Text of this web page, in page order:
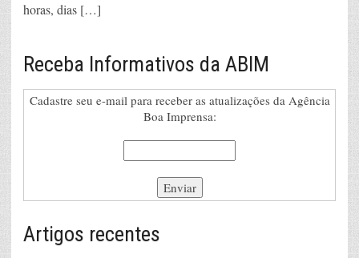
horas, dias […]
Receba Informativos da ABIM
Cadastre seu e-mail para receber as atualizações da Agência
Boa Imprensa:
Artigos recentes